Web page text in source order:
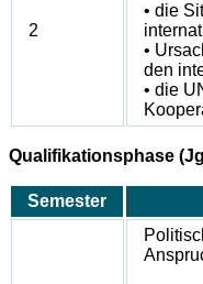
2
• die
•
den
• die
Qualifikationsphase
Semester